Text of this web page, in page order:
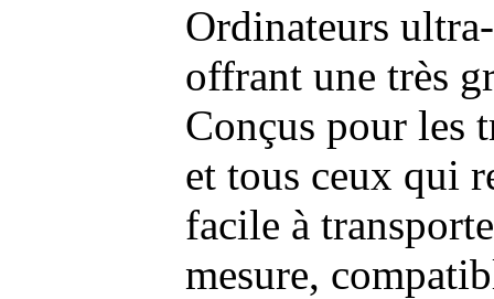
Ordinateurs
offrant une très
Conçus pour les
et tous ceux qui
facile à
mesure,